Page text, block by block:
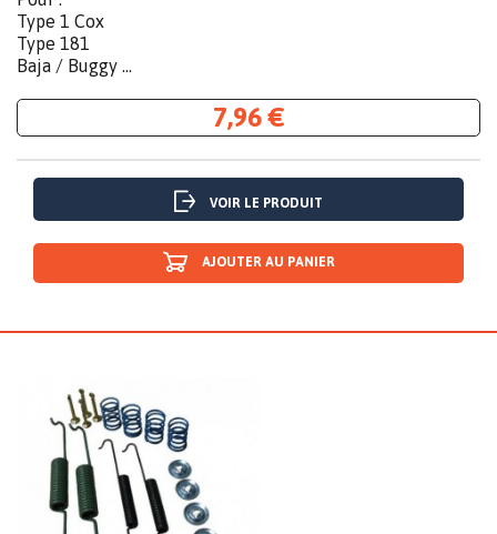
Type 1 Cox
Type 181
Baja / Buggy ...
7,96 €
VOIR LE PRODUIT
AJOUTER AU PANIER